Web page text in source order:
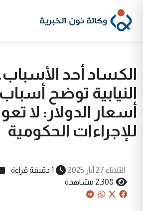
الكساد أحد
النيابية توضح
أسعار الدولار: لا
للإجراءات الحكومية
الثلاثاء 27 آيار 2025 1 دقيقة قراءة
2,308 مشاهدة